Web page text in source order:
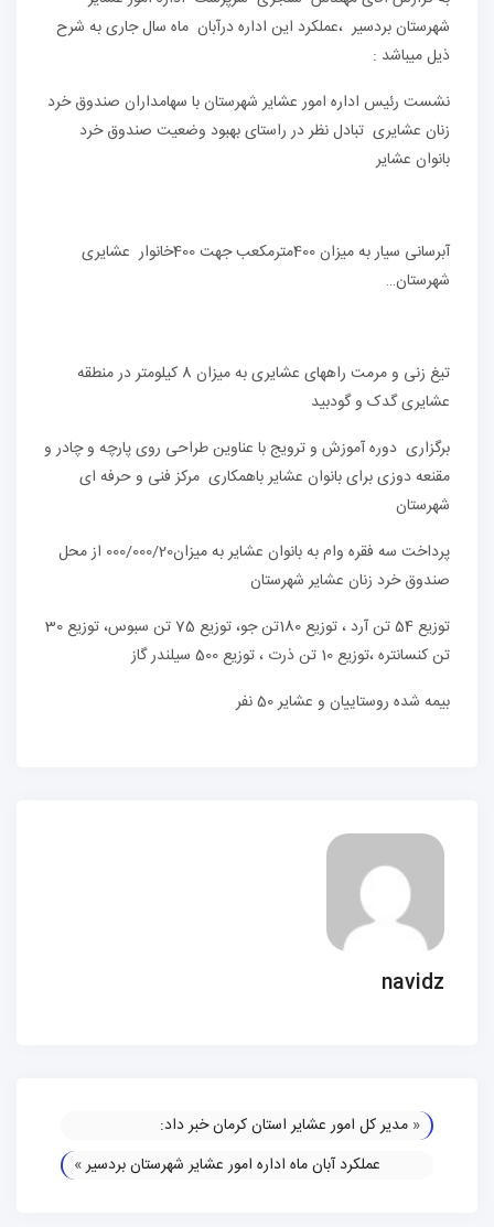
شهرستان بردسیر ،عملکرد این اداره درآبان ماه سال جاری به شرح
ذیل میباشد :
نشست رئیس اداره امور عشایر شهرستان با سهامداران صندوق خرد
زنان عشایری تبادل نظر در راستای بهبود وضعیت صندوق خرد
بانوان عشایر
آبرسانی سیار به میزان 400مترمکعب جهت 400خانوار عشایری
شهرستان…
تیغ زنی و مرمت راههای عشایری به میزان 8 کیلومتر در منطقه
عشایری گدک و گودبید
برگزاری دوره آموزش و ترویج با عناوین طراحی روی پارچه و چادر و
مقنعه دوزی برای بانوان عشایر باهمکاری مرکز فنی و حرفه ای
شهرستان
پرداخت سه فقره وام به بانوان عشایر به میزان000/000/20 از محل
صندوق خرد زنان عشایر شهرستان
توزیع 54 تن آرد ، توزیع 180تن جو، توزیع 75 تن سبوس، توزیع 30
تن کنسانتره ،توزیع 10 تن ذرت ، توزیع 500 سیلندر گاز
بیمه شده روستاییان و عشایر 50 نفر
navidz
« مدیر کل امور عشایر استان کرمان خبر داد:
عملکرد آبان ماه اداره امور عشایر شهرستان بردسیر»